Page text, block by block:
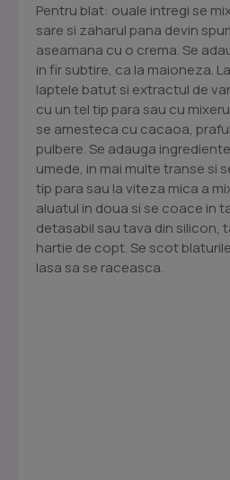
Pentru blat: ouale intregi se
sare si zaharul pana devin
aseamana cu o crema. Se
in fir subtire, ca la maioneza.
laptele batut si extractul de
cu un tel tip para sau cu
se amesteca cu cacaoa,
pulbere. Se adauga
umede, in mai multe transe si
tip para sau la viteza mica a
aluatul in doua si se coace in
detasabil sau tava din silicon,
hartie de copt. Se scot
lasa sa se raceasca.